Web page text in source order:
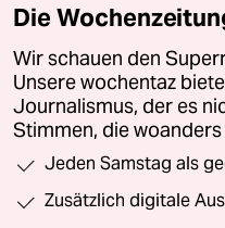
Die
Wir schauen den
Unsere wochentaz
Journalismus, der es
Stimmen, die
Jeden Samstag als
Zusätzlich digitale